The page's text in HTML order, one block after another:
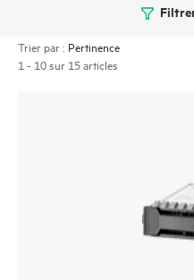
Trier par :
1 - 10 sur 15 articles